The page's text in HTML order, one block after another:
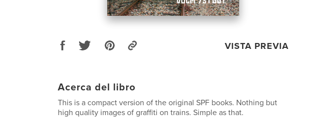
VISTA PREVIA
Acerca del libro
This is a compact version of the original SPF books. Nothing but
high quality images of graffiti on trains. Simple as that.